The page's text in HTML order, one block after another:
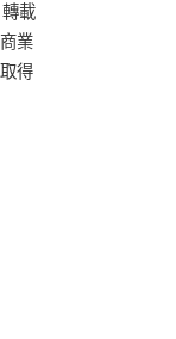
載
業
得